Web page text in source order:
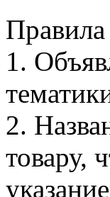
1.
2.
товару,